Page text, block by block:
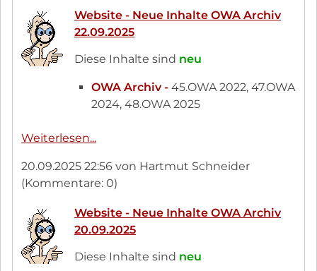
Website
Story
24.09.2025
Website - Neue Inhalte OWA Archiv
22.09.2025
Diese Inhalte sind neu
OWA Archiv - 45.OWA 2022, 47.OWA
2024, 48.OWA 2025
Weiterlesen...Website
Neue
Inhalte
OWA
Archiv
22.09.2025
20.09.2025 22:56 von Hartmut Schneider
(Kommentare: 0)
Website - Neue Inhalte OWA Archiv
20.09.2025
Diese Inhalte sind neu